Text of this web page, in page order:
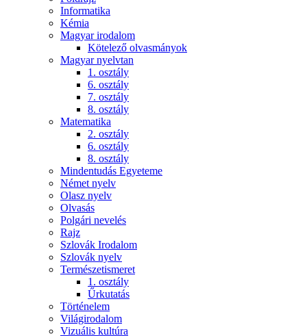
Informatika
Kémia
Magyar irodalom
Kötelező olvasmányok
Magyar nyelvtan
1. osztály
6. osztály
7. osztály
8. osztály
Matematika
2. osztály
6. osztály
8. osztály
Mindentudás Egyeteme
Német nyelv
Olasz nyelv
Olvasás
Polgári nevelés
Rajz
Szlovák Irodalom
Szlovák nyelv
Természetismeret
1. osztály
Űrkutatás
Történelem
Világirodalom
Vizuális kultúra